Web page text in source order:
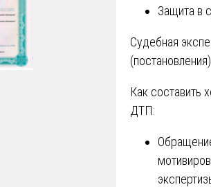
Защита в
Судебная
Как составить
ДТП: